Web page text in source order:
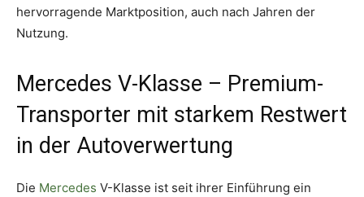
hervorragende Marktposition, auch nach Jahren der
Nutzung.
Mercedes V-Klasse – Premium-
Transporter mit starkem Restwert
in der Autoverwertung
Die Mercedes V-Klasse ist seit ihrer Einführung ein